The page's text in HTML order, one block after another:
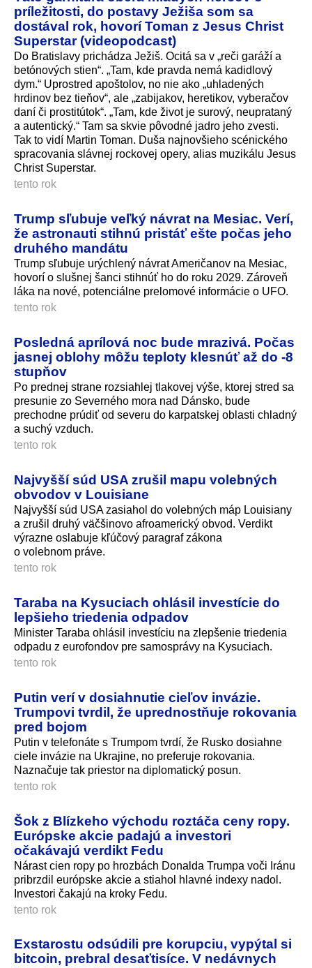
príležitosti, do postavy Ježiša som sa
dostával rok, hovorí Toman z Jesus Christ
Superstar (videopodcast)
Do Bratislavy prichádza Ježiš. Ocitá sa v „reči garáží a
betónových stien“. „Tam, kde pravda nemá kadidlový
dym.“ Uprostred apoštolov, no nie ako „uhladených
hrdinov bez tieňov“, ale „zabijakov, heretikov, vyberačov
daní či prostitútok“. „Tam, kde život je surový, neuprataný
a autentický.“ Tam sa skvie pôvodné jadro jeho zvesti.
Tak to vidí Martin Toman. Duša najnovšieho scénického
spracovania slávnej rockovej opery, alias muzikálu Jesus
Christ Superstar.
tento rok
Trump sľubuje veľký návrat na Mesiac. Verí,
že astronauti stihnú pristáť ešte počas jeho
druhého mandátu
Trump sľubuje urýchlený návrat Američanov na Mesiac,
hovorí o slušnej šanci stihnúť ho do roku 2029. Zároveň
láka na nové, potenciálne prelomové informácie o UFO.
tento rok
Posledná aprílová noc bude mrazivá. Počas
jasnej oblohy môžu teploty klesnúť až do -8
stupňov
Po prednej strane rozsiahlej tlakovej výše, ktorej stred sa
presunie zo Severného mora nad Dánsko, bude
prechodne prúdiť od severu do karpatskej oblasti chladný
a suchý vzduch.
tento rok
Najvyšší súd USA zrušil mapu volebných
obvodov v Louisiane
Najvyšší súd USA zasiahol do volebných máp Louisiany
a zrušil druhý väčšinovo afroamerický obvod. Verdikt
výrazne oslabuje kľúčový paragraf zákona
o volebnom práve.
tento rok
Taraba na Kysuciach ohlásil investície do
lepšieho triedenia odpadov
Minister Taraba ohlásil investíciu na zlepšenie triedenia
odpadu z eurofondov pre samosprávy na Kysuciach.
tento rok
Putin verí v dosiahnutie cieľov invázie.
Trumpovi tvrdil, že uprednostňuje rokovania
pred bojom
Putin v telefonáte s Trumpom tvrdí, že Rusko dosiahne
ciele invázie na Ukrajine, no preferuje rokovania.
Naznačuje tak priestor na diplomatický posun.
tento rok
Šok z Blízkeho východu roztáča ceny ropy.
Európske akcie padajú a investori
očakávajú verdikt Fedu
Nárast cien ropy po hrozbách Donalda Trumpa voči Iránu
pribrzdil európske akcie a stiahol hlavné indexy nadol.
Investori čakajú na kroky Fedu.
tento rok
Exstarostu odsúdili pre korupciu, vypýtal si
bitcoin, prebral desaťtisíce. V nedávnych